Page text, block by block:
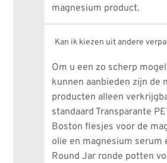
magnesium product.
Kan ik kiezen uit andere
Om u een zo scherp
kunnen aanbieden zijn de
producten alleen
standaard Transparante
Boston flesjes voor de
olie en magnesium serum
Round Jar ronde potten